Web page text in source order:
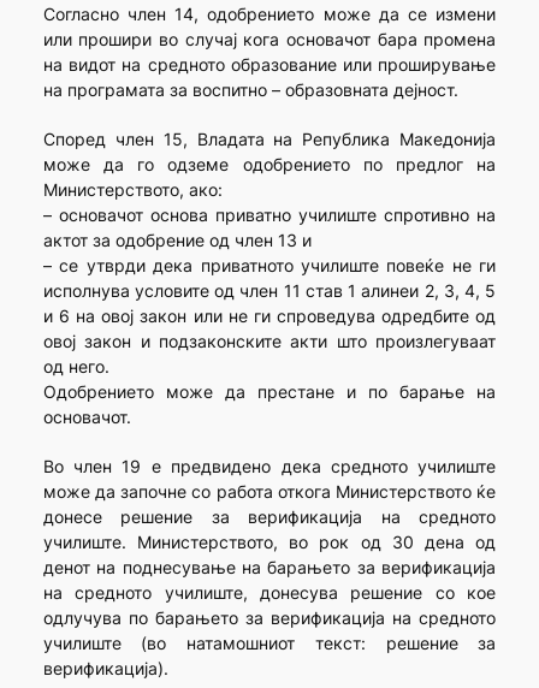
Согласно член 14, одобрението може да се измени
или прошири во случај кога основачот бара промена
на видот на средното образование или проширување
на програмата за воспитно – образовната дејност.
Според член 15, Владата на Република Македонија
може да го одземе одобрението по предлог на
Министерството, ако:
– основачот основа приватно училиште спротивно на
актот за одобрение од член 13 и
– се утврди дека приватното училиште повеќе не ги
исполнува условите од член 11 став 1 алинеи 2, 3, 4, 5
и 6 на овој закон или не ги спроведува одредбите од
овој закон и подзаконските акти што произлегуваат
од него.
Одобрението може да престане и по барање на
основачот.
Во член 19 е предвидено дека средното училиште
може да започне со работа откога Министерството ќе
донесе решение за верификација на средното
училиште. Министерството, во рок од 30 дена од
денот на поднесување на барањето за верификација
на средното училиште, донесува решение со кое
одлучува по барањето за верификација на средното
училиште (во натамошниот текст: решение за
верификација).